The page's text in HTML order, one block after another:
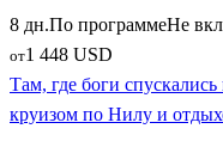
8 дн.По программеНе
от1 448 USD
Там, где боги
круизом по Нилу и